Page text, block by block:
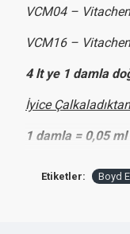
VCM04 –
VCM16 –
4 lt ye 1 damla
İyice
1 damla = 0,05 ml
25 damla = 1,25
Etiketler: Boyd